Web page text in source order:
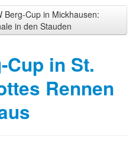
Berg-Cup in Mickhausen:
in den Stauden
Cup in St.
Rennen